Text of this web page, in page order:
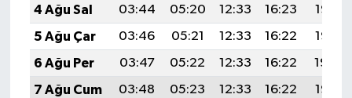
4 Ağu Sal
03:44 05:20 12:33 16:23
19:37
5 Ağu Çar
03:46 05:21 12:33 16:22
19:36
6 Ağu Per
03:47 05:22 12:33 16:22
19:34
7 Ağu Cum
03:48 05:23 12:33 16:22
19:33